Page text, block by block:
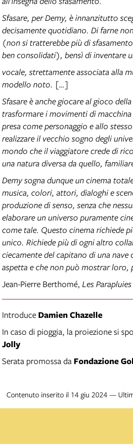
Sfasare, per Demy, è innanzitutto
decisamente quotidiano. Di farne
(non si tratterebbe più di
ben consolidati), bensì di inventare
vocale, strettamente associata alla
modello noto. […]
Sfasare è anche giocare al gioco
trasformare i movimenti di
presa come personaggio e allo
realizzare il vecchio sogno degli
mondo che il viaggiatore crede di
una natura diversa da quello,
Demy sogna dunque un cinema
musica, colori, attori, dialoghi e
produzione di senso, senza che
elaborare un universo puramente
come tale. Questo cinema richiede
unico. Richiede più di ogni altro
ciecamente del capitano di una
aspetta e che non può mostrar loro,
Jean-Pierre Berthomé, Les
Introduce Damien Chazelle
In caso di pioggia, la proiezione si
Jolly
Serata promossa da Fondazione
Contenuto inserito il 14 giu 2024 —